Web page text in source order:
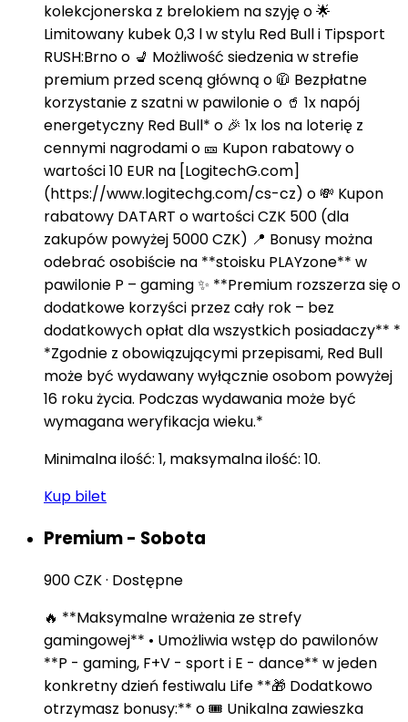
kolekcjonerska z brelokiem na szyję o 🌟
Limitowany kubek 0,3 l w stylu Red Bull i Tipsport
RUSH:Brno o 💺 Możliwość siedzenia w strefie
premium przed sceną główną o 🧥 Bezpłatne
korzystanie z szatni w pawilonie o 🥤 1x napój
energetyczny Red Bull* o 🎉 1x los na loterię z
cennymi nagrodami o 🎫 Kupon rabatowy o
wartości 10 EUR na [LogitechG.com]
(https://www.logitechg.com/cs-cz) o 💸 Kupon
rabatowy DATART o wartości CZK 500 (dla
zakupów powyżej 5000 CZK) 📍 Bonusy można
odebrać osobiście na **stoisku PLAYzone** w
pawilonie P – gaming ✨ **Premium rozszerza się o
dodatkowe korzyści przez cały rok – bez
dodatkowych opłat dla wszystkich posiadaczy** *
*Zgodnie z obowiązującymi przepisami, Red Bull
może być wydawany wyłącznie osobom powyżej
16 roku życia. Podczas wydawania może być
wymagana weryfikacja wieku.*
Minimalna ilość: 1, maksymalna ilość: 10.
Kup bilet
Premium - Sobota
900 CZK· Dostępne
🔥 **Maksymalne wrażenia ze strefy
gamingowej** • Umożliwia wstęp do pawilonów
**P - gaming, F+V - sport i E - dance** w jeden
konkretny dzień festiwalu Life **🎁 Dodatkowo
otrzymasz bonusy:** o 🎟️ Unikalna zawieszka